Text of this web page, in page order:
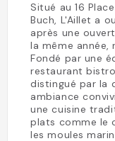
Situé au 16
Buch, L'Aillet a
après une
la même
Fondé par une
restaurant
distingué par la
ambiance
une cuisine
plats comme le
les moules